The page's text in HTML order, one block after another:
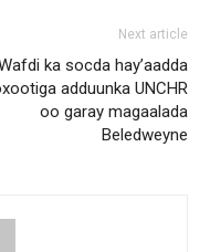
Next article
ka socda hay’aadda
adduunka UNCHR
oo garay magaalada
Beledweyne